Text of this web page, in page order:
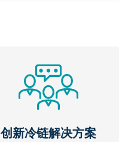
创新冷链解决方案